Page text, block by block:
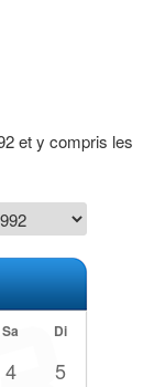
et y compris les
Sa Di
4 5